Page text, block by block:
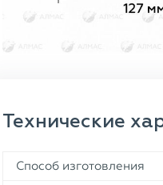
Технические
Способ изготовления